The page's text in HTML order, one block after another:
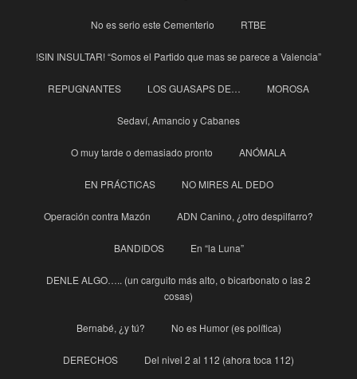
No es serio este Cementerio RTBE
!SIN INSULTAR! “Somos el Partido que mas se parece a Valencia”
REPUGNANTES LOS GUASAPS DE… MOROSA
Sedaví, Amancio y Cabanes
O muy tarde o demasiado pronto ANÓMALA
EN PRÁCTICAS NO MIRES AL DEDO
Operación contra Mazón ADN Canino, ¿otro despilfarro?
BANDIDOS En “la Luna”
DENLE ALGO….. (un carguito más alto, o bicarbonato o las 2
cosas)
Bernabé, ¿y tú? No es Humor (es política)
DERECHOS Del nivel 2 al 112 (ahora toca 112)